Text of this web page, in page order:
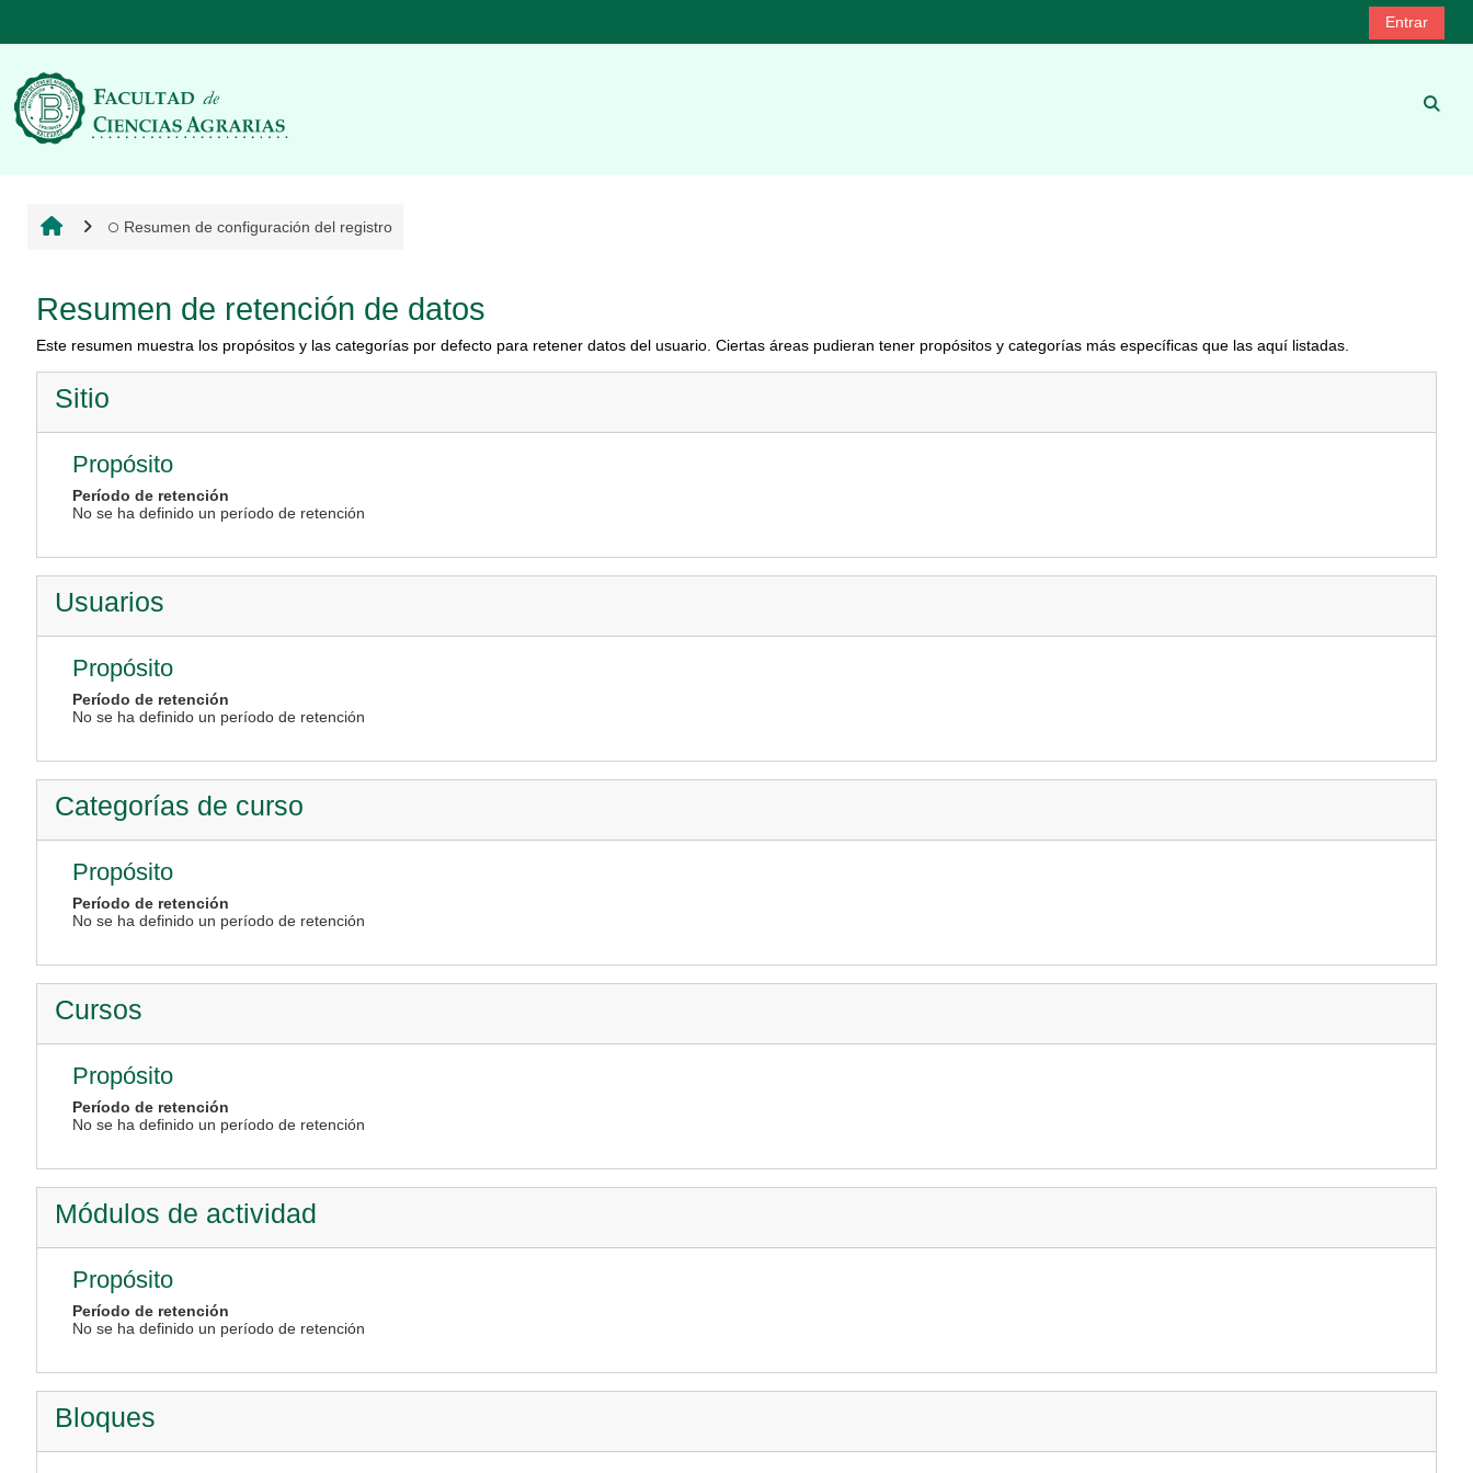
Entrar
Resumen de configuración del registro
Resumen de retención de datos
Este resumen muestra los propósitos y las categorías por defecto para retener datos del usuario. Ciertas áreas pudieran tener propósitos y categorías más específicas que las aquí listadas.
Sitio
Propósito
Período de retención
No se ha definido un período de retención
Usuarios
Propósito
Período de retención
No se ha definido un período de retención
Categorías de curso
Propósito
Período de retención
No se ha definido un período de retención
Cursos
Propósito
Período de retención
No se ha definido un período de retención
Módulos de actividad
Propósito
Período de retención
No se ha definido un período de retención
Bloques